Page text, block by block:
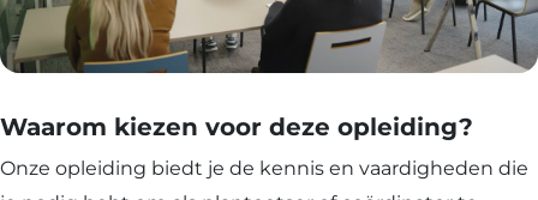
Waarom kiezen voor deze opleiding?
Onze opleiding biedt je de kennis en vaardigheden die